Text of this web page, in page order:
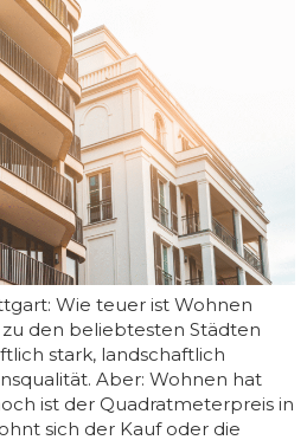
Wie teuer ist Wohnen
den beliebtesten Städten
stark, landschaftlich
Aber: Wohnen hat
ist der Quadratmeterpreis in
sich der Kauf oder die